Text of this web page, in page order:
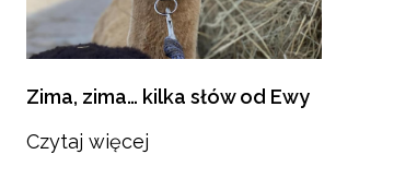
Zima, zima… kilka słów od Ewy
Czytaj więcej